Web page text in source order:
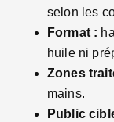
selon les
Format :
huile ni
Zones
mains.
Public